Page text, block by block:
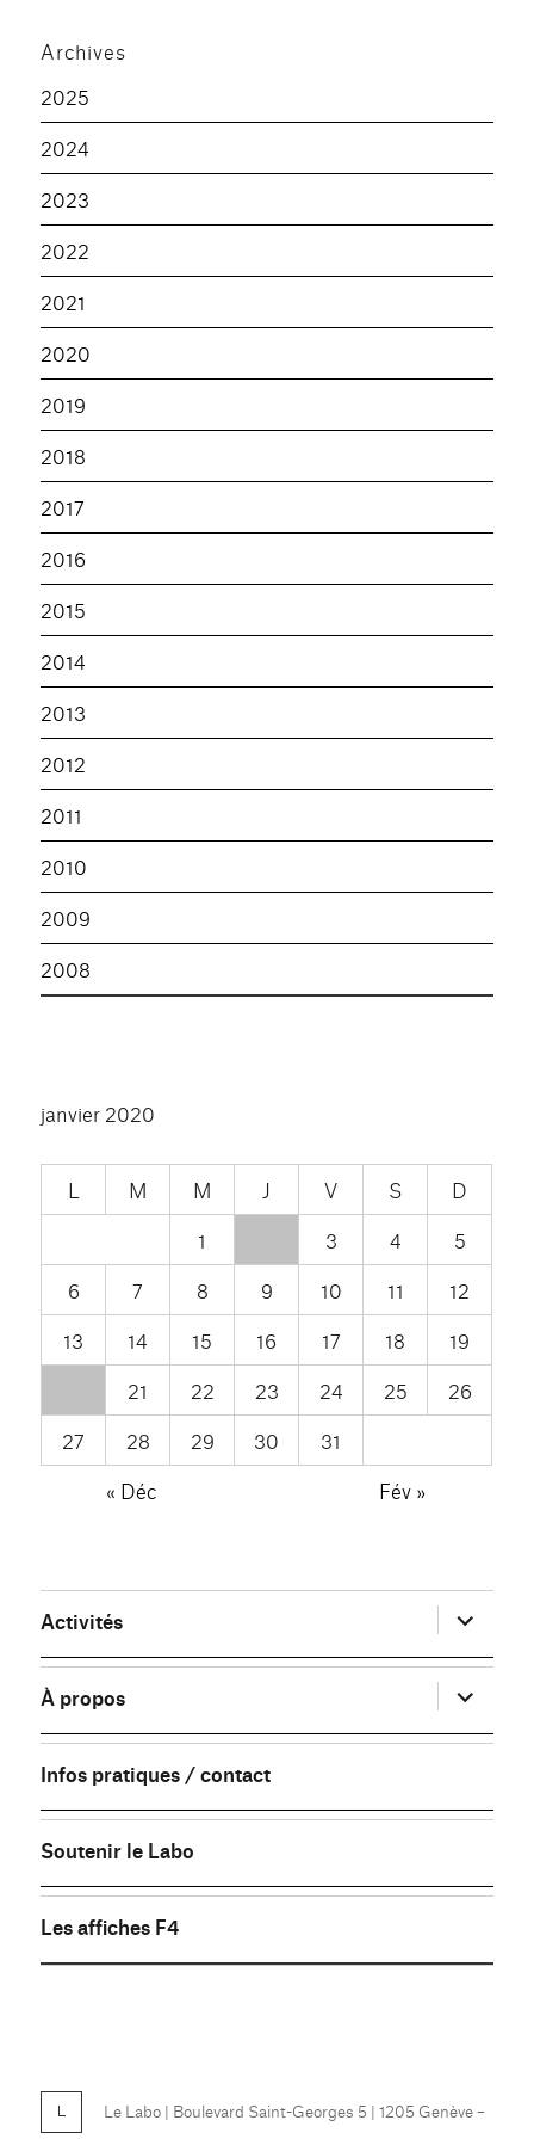
Archives
2025
2024
2023
2022
2021
2020
2019
2018
2017
2016
2015
2014
2013
2012
2011
2010
2009
2008
janvier 2020
L M M J V S
D
1
3 4
5
6
7 8 9 10 11
12
13
14 15 16 17 18
19
21 22 23 24 25
26
27
28 29 30
31
« Déc
Fév »
Activités ouvrir
le
sous-
menu
À propos
ouvrir
le
sous-
menu
Infos pratiques / contact
Soutenir le Labo
Les affiches F4
Le Labo | Boulevard Saint-Georges 5 | 1205 Genève –